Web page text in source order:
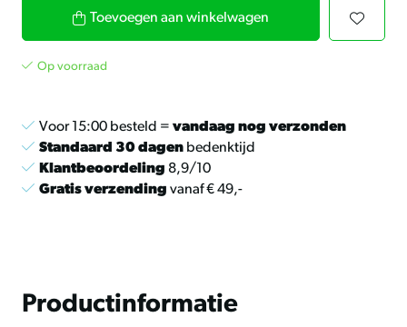
Toevoegen aan winkelwagen
Op voorraad
Voor 15:00 besteld = vandaag nog verzonden
Standaard 30 dagen bedenktijd
Klantbeoordeling 8,9/10
Gratis verzending vanaf € 49,-
Productinformatie